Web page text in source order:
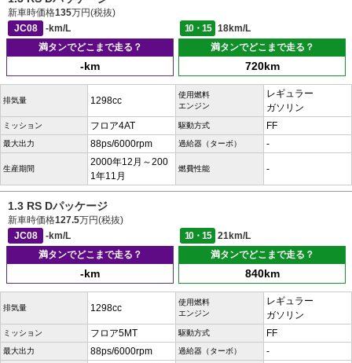
新車時価格135万円(税抜)
JC08
-km/L 10・15
18km/L
満タンでどこまで走る？
-km
満タンでどこまで走る？
720km
排気量 1298cc
使用燃料
エンジン
レギュラー
ガソリン
ミッション フロア4AT 駆動方式 FF
最大出力 88ps/6000rpm 過給器（ターボ） -
生産期間
2000年12月～200
1年11月
燃費性能 -
1.3 RS Dパッケージ
新車時価格127.5万円(税抜)
JC08
-km/L 10・15
21km/L
満タンでどこまで走る？
-km
満タンでどこまで走る？
840km
排気量 1298cc
使用燃料
エンジン
レギュラー
ガソリン
ミッション フロア5MT 駆動方式 FF
最大出力 88ps/6000rpm 過給器（ターボ） -